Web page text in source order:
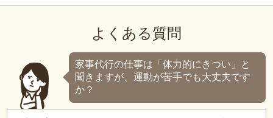
よくある質問
家事代行の仕事は「体力的にきつい」と
聞きますが、運動が苦手でも大丈夫です
か？